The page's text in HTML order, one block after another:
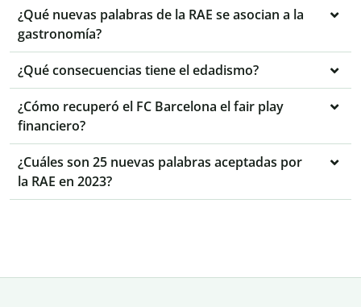
¿Qué nuevas palabras de la RAE se asocian a la
gastronomía?
¿Qué consecuencias tiene el edadismo?
¿Cómo recuperó el FC Barcelona el fair play
financiero?
¿Cuáles son 25 nuevas palabras aceptadas por
la RAE en 2023?